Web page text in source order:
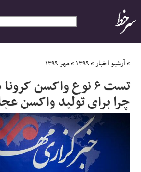
ایران
سیاسی
اقتصاد
»آرشیو اخبار»۱۳۹۹»مهر ۱۳۹۹
تست ۶ نوع واکسن
چرا برای تولید واکسن